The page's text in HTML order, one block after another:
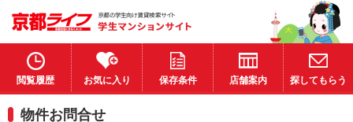
閲覧履歴 お気に入り 保存条件 店舗案内 探してもらう
物件お問合せ